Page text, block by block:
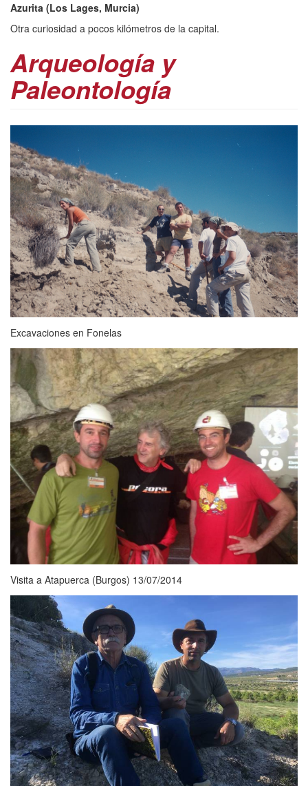
Azurita (Los Lages, Murcia)
Otra curiosidad a pocos kilómetros de la capital.
Arqueología y
Paleontología
Excavaciones en Fonelas
Visita a Atapuerca (Burgos) 13/07/2014